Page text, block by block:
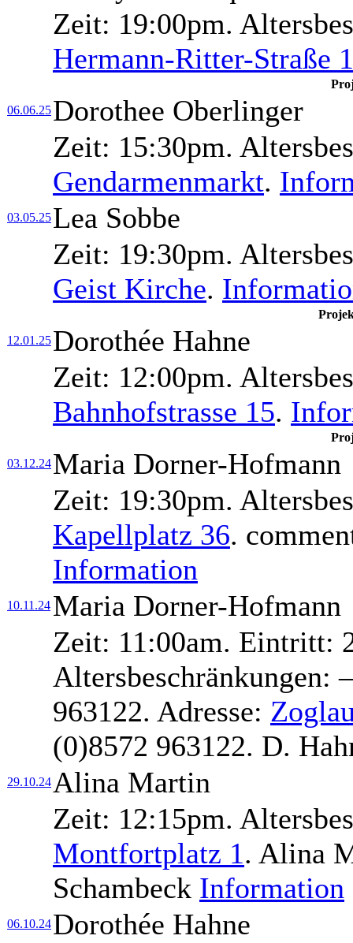
Zeit: 19:00pm.
Hermann-Ritter-Straße
06.06.25Dorothee Oberlinger
Zeit: 15:30pm.
Gendarmenmarkt.
03.05.25Lea Sobbe
Zeit: 19:30pm.
Geist Kirche.
12.01.25Dorothée Hahne
Zeit: 12:00pm.
Bahnhofstrasse 15.
03.12.24Maria Dorner-Hofmann
Zeit: 19:30pm.
Kapellplatz 36.
Information
10.11.24 Maria Dorner-Hofmann
Zeit: 11:00am. Eintritt:
Altersbeschränkungen:
963122. Adresse:
(0)8572 963122. D.
29.10.24Alina Martin
Zeit: 12:15pm.
Montfortplatz 1. Alina
Schambeck Information
06.10.24Dorothée Hahne